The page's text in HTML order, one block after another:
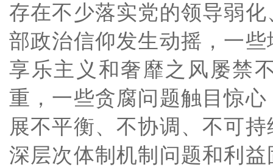
存在不少落实党的领导弱
部政治信仰发生动摇，一
享乐主义和奢靡之风屡禁
重，一些贪腐问题触目惊
展不平衡、不协调、不可
深层次体制机制问题和利